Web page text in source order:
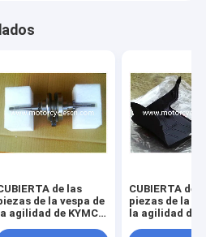
de las
de la vespa de
la agilidad de KYMCO
CUBIERTA de
piezas de la
la agilidad de